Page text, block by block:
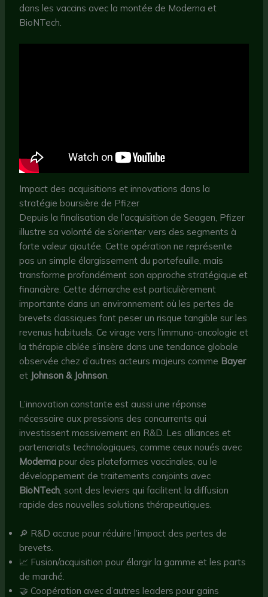
dans les vaccins avec la montée de Moderna et
BioNTech.
Impact des acquisitions et innovations dans la
stratégie boursière de Pfizer
Depuis la finalisation de l’acquisition de Seagen, Pfizer
illustre sa volonté de s’orienter vers des segments à
forte valeur ajoutée. Cette opération ne représente
pas un simple élargissement du portefeuille, mais
transforme profondément son approche stratégique et
financière. Cette démarche est particulièrement
importante dans un environnement où les pertes de
brevets classiques font peser un risque tangible sur les
revenus habituels. Ce virage vers l’immuno-oncologie et
la thérapie ciblée s’insère dans une tendance globale
observée chez d’autres acteurs majeurs comme Bayer
et Johnson & Johnson
L’innovation constante est aussi une réponse
nécessaire aux pressions des concurrents qui
investissent massivement en R&D. Les alliances et
partenariats technologiques, comme ceux noués avec
Moderna pour des plateformes vaccinales, ou le
développement de traitements conjoints avec
BioNTech , sont des leviers qui facilitent la diffusion
rapide des nouvelles solutions thérapeutiques.
🔎 R&D accrue pour réduire l’impact des pertes de
brevets.
📈 Fusion/acquisition pour élargir la gamme et les parts
de marché.
🤝 Coopération avec d’autres leaders pour gains